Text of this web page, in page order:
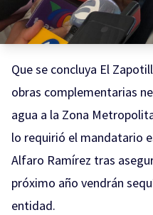
Que se concluya El
obras complementarias
agua a la Zona
lo requirió el mandatario
Alfaro Ramírez tras
próximo año vendrán
entidad.